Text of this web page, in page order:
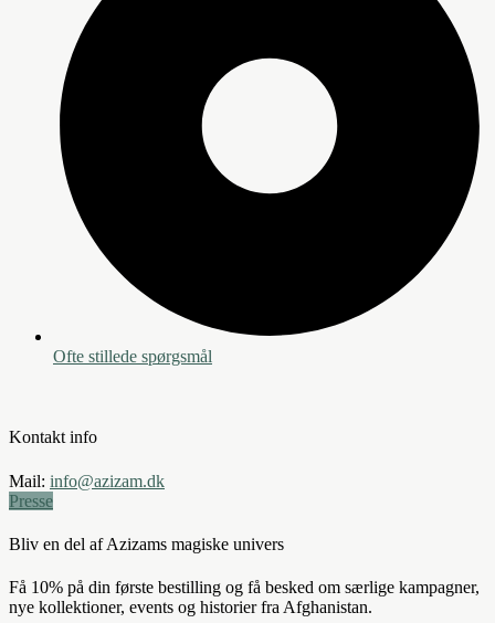
Ofte stillede spørgsmål
Kontakt info
Mail: info@azizam.dk
Presse
Bliv en del af Azizams magiske univers
Få 10% på din første bestilling og få besked om særlige kampagner,
nye kollektioner, events og historier fra Afghanistan.